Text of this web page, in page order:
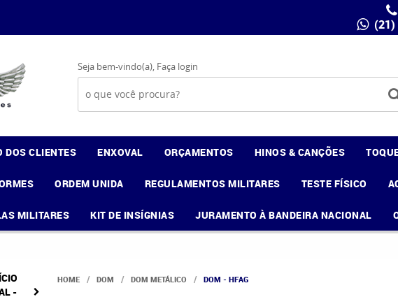
(21)
Seja bem-vindo(a), Faça login
DOS CLIENTES ENXOVAL ORÇAMENTOS HINOS & CANÇÕES
ORDEM UNIDA REGULAMENTOS MILITARES TESTE FÍSICO
MILITARES KIT DE INSÍGNIAS JURAMENTO À BANDEIRA NACIONAL
-
HOME DOM DOM METÁLICO DOM - HFAG